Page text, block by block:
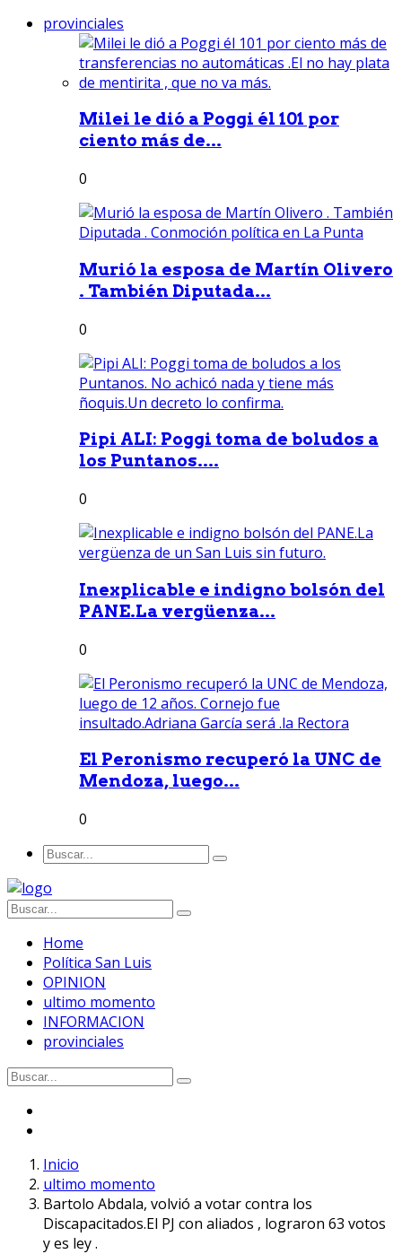
provinciales
Milei le dió a Poggi él 101 por
ciento más de...
0
Murió la esposa de Martín Olivero
. También Diputada...
0
Pipi ALI: Poggi toma de boludos a
los Puntanos....
0
Inexplicable e indigno bolsón del
PANE.La vergüenza...
0
El Peronismo recuperó la UNC de
Mendoza, luego...
0
Home
Política San Luis
OPINION
ultimo momento
INFORMACION
provinciales
Inicio
ultimo momento
Bartolo Abdala, volvió a votar contra los
Discapacitados.El PJ con aliados , lograron 63 votos
y es ley .